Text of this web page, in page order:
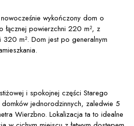
wykończony dom o
łącznej powierzchni 220 m², z
m². Dom jest po generalnym
i spokojnej części Starego
jednorodzinnych, zaledwie 5
Wierzbno. Lokalizacja ta to idealne